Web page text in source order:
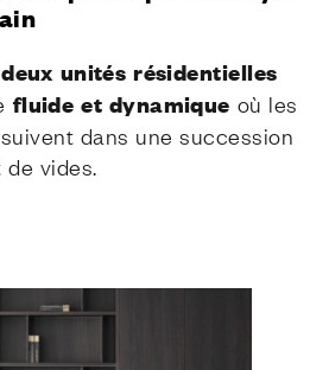
deux unités résidentielles
fluide et dynamique où les
dans une succession
vides.